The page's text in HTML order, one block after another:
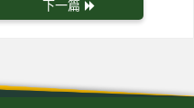
下一篇